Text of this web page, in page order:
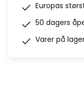
Europas
50 dagers
Varer på